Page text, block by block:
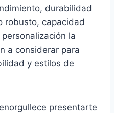
durabilidad
robusto, capacidad
la
a considerar para
y estilos de
presentarte